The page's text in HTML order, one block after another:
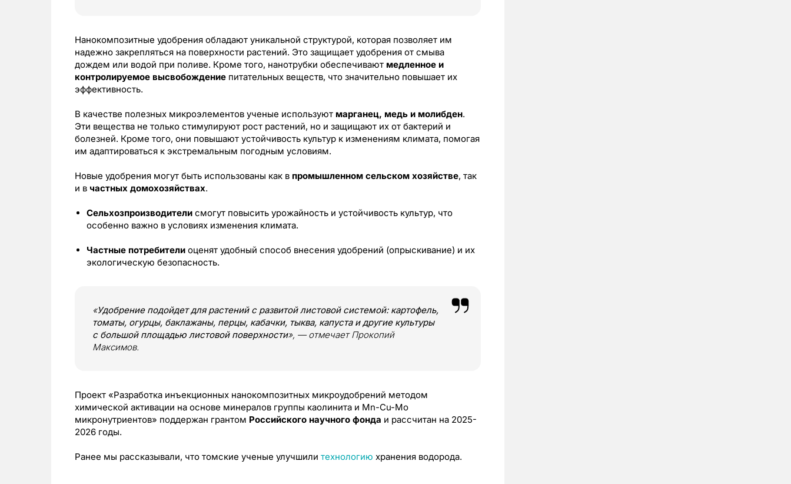
Нанокомпозитные удобрения обладают уникальной структурой, которая позволяет им
надежно закрепляться на поверхности растений. Это защищает удобрения от смыва
дождем или водой при поливе. Кроме того, нанотрубки обеспечивают медленное и
контролируемое высвобождение питательных веществ, что значительно повышает их
эффективность.
В качестве полезных микроэлементов ученые используют марганец, медь и молибден.
Эти вещества не только стимулируют рост растений, но и защищают их от бактерий и
болезней. Кроме того, они повышают устойчивость культур к изменениям климата, помогая
им адаптироваться к экстремальным погодным условиям.
Новые удобрения могут быть использованы как в промышленном сельском хозяйстве, так
и в частных домохозяйствах.
Сельхозпроизводители смогут повысить урожайность и устойчивость культур, что
особенно важно в условиях изменения климата.
Частные потребители оценят удобный способ внесения удобрений (опрыскивание) и их
экологическую безопасность.
«Удобрение подойдет для растений с развитой листовой системой: картофель,
томаты, огурцы, баклажаны, перцы, кабачки, тыква, капуста и другие культуры
с большой площадью листовой поверхности», — отмечает Прокопий
Максимов.
Проект «Разработка инъекционных нанокомпозитных микроудобрений методом
химической активации на основе минералов группы каолинита и Mn-Cu-Mo
микронутриентов» поддержан грантом Российского научного фонда и рассчитан на 2025-
2026 годы.
Ранее мы рассказывали, что томские ученые улучшили технологию хранения водорода.